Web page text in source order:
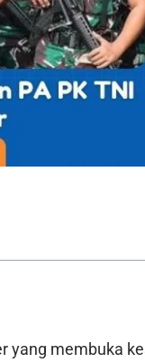
yang membuka